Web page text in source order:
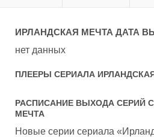
ИРЛАНДСКАЯ МЕЧТА ДАТА
нет данных
ПЛЕЕРЫ СЕРИАЛА
РАСПИСАНИЕ ВЫХОДА СЕРИЙ
МЕЧТА
Новые серии сериала